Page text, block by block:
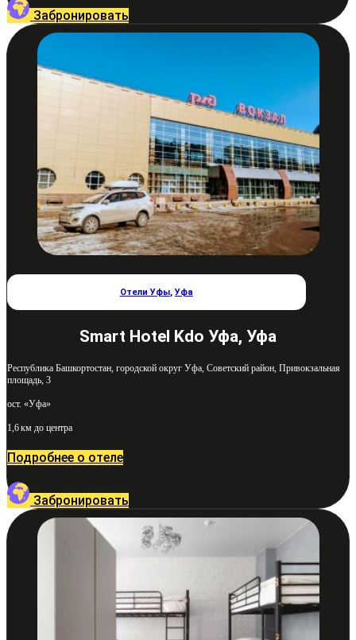
Забронировать
Отели Уфы, Уфа
Smart Hotel Kdo Уфа, Уфа
Республика Башкортостан, городской округ Уфа, Советский район, Привокзальная
площадь, 3
ост. «Уфа»
1,6 км до центра
Подробнее о отеле
Забронировать